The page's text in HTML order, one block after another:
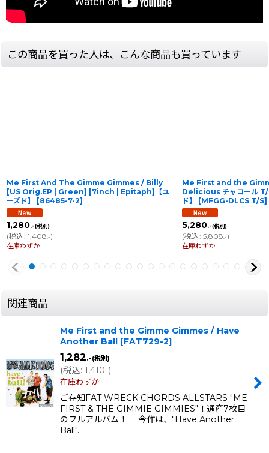
この商品を買った人は、こんな商品も買っています
Me First And The Gimme Gimmes / Billy
[US Orig.EP | Green] [7inch | Epitaph]【ユ
ーズド】
[86485-7-2]
1,280.-(税別)
(税込: 1,408 .-)
在庫わずか
Me First and the
Delicious チャコール T/
ド】
[MFGG-DLCS T/S]
5,280.-(税別)
(税込: 5,808 .-)
在庫わずか
関連商品
Me First and the Gimme Gimmes / Have
Another Ball [FAT729-2]
1,282.-(税別)
(税込: 1,410 .-)
在庫わずか
ご存知FAT WRECK CHORDS ALLSTARS "ME
FIRST & THE GIMMIE GIMMIES"！通産7枚目
のフルアルバム！ 今作は、"Have Another
Ball"…